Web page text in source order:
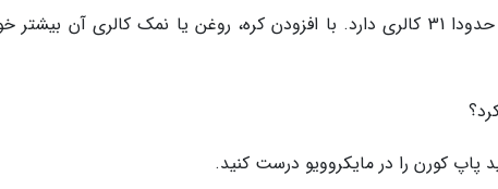
هر پیمانه پاپ کورنی که در خانه تهیه می کنید، حدودا 31 کالری دارد. با افزودن کره، روغن یا نمک کالری آن
پاپ کورن را در مایکروویو درست کنید.